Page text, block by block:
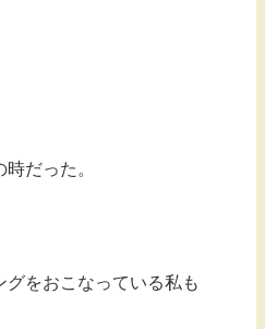
だった。
をおこなっている私も